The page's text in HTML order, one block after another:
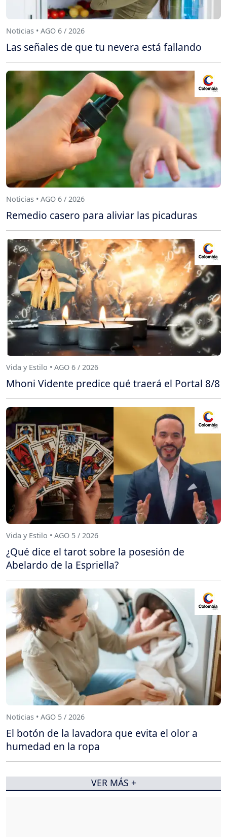
Noticias • AGO 6 / 2026
Las señales de que tu nevera está fallando
Noticias • AGO 6 / 2026
Remedio casero para aliviar las picaduras
Vida y Estilo • AGO 6 / 2026
Mhoni Vidente predice qué traerá el Portal 8/8
Vida y Estilo • AGO 5 / 2026
¿Qué dice el tarot sobre la posesión de
Abelardo de la Espriella?
Noticias • AGO 5 / 2026
El botón de la lavadora que evita el olor a
humedad en la ropa
VER MÁS +